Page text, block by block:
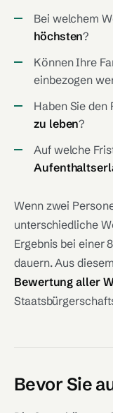
Bei welchem
höchsten?
Können Ihre
einbezogen
Haben Sie den
zu leben?
Auf welche
Wenn zwei
unterschiedliche
Ergebnis bei einer
dauern. Aus
Bewertung aller
Bevor Sie